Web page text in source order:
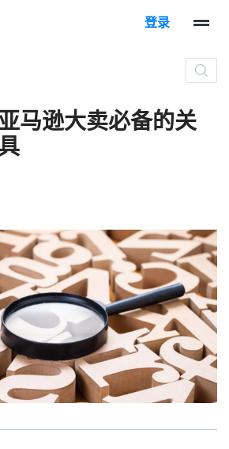
登录
马逊大卖必备的关